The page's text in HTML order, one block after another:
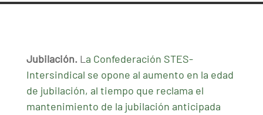
Jubilación.L a Confederación STES-
Intersindical se opone al aumento en la edad
de jubilación, al tiempo que reclama el
mantenimiento de la jubilación anticipada